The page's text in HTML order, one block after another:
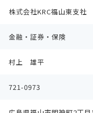
株式会社KRC福山東支社
金融・証券・保険
村上 雄平
721-0973